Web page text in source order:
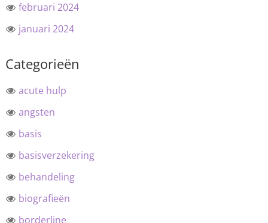
februari 2024
januari 2024
Categorieën
acute hulp
angsten
basis
basisverzekering
behandeling
biografieën
borderline